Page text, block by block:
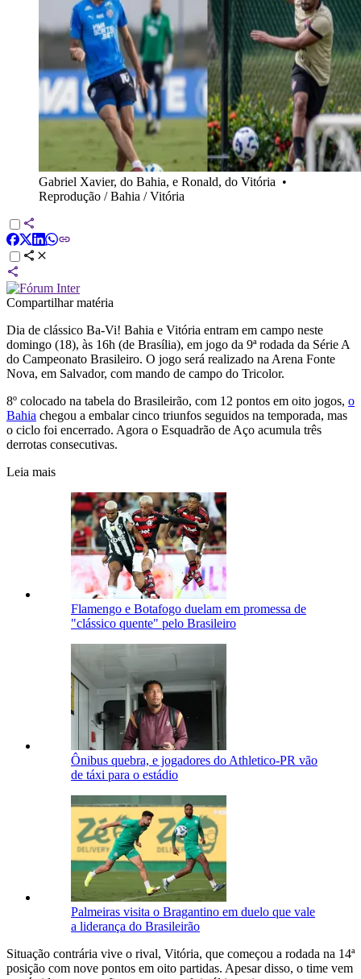
Gabriel Xavier, do Bahia, e Ronald, do Vitória •
Reprodução / Bahia / Vitória
Compartilhar matéria
Dia de clássico Ba-Vi! Bahia e Vitória entram em campo neste
domingo (18), às 16h (de Brasília), em jogo da 9ª rodada da Série A
do Campeonato Brasileiro. O jogo será realizado na Arena Fonte
Nova, em Salvador, com mando de campo do Tricolor.
8º colocado na tabela do Brasileirão, com 12 pontos em oito jogos, o
Bahia chegou a embalar cinco triunfos seguidos na temporada, mas
o ciclo foi encerrado. Agora o Esquadrão de Aço acumula três
derrotas consecutivas.
Leia mais
Flamengo e Botafogo duelam em promessa de
"clássico quente" pelo Brasileiro
Ônibus quebra, e jogadores do Athletico-PR vão
de táxi para o estádio
Palmeiras visita o Bragantino em duelo que vale
a liderança do Brasileirão
Situação contrária vive o rival, Vitória, que começou a rodada na 14ª
posição com nove pontos em oito partidas. Apesar disso, o time vem